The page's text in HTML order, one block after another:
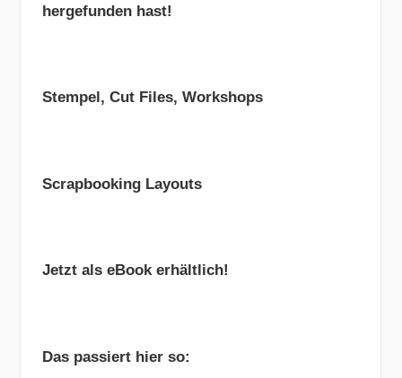
hergefunden hast!
Stempel, Cut Files, Workshops
Scrapbooking Layouts
Jetzt als eBook erhältlich!
Das passiert hier so: